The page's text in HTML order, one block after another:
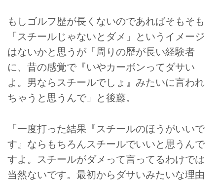
もしゴルフ歴が長くないのであればそもそも
「スチールじゃないとダメ」というイメージ
はないかと思うが「周りの歴が長い経験者
に、昔の感覚で『いやカーボンってダサい
よ。男ならスチールでしょ』みたいに言われ
ちゃうと思うんで」と後藤。
「一度打った結果『スチールのほうがいいで
す』ならもちろんスチールでいいと思うんで
すよ。スチールがダメって言ってるわけでは
当然ないです。最初からダサいみたいな理由